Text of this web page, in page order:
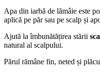
Apa din iarbă de lămâie este
aplică pe păr sau pe scalp și
Ajută la îmbunătățirea stării
natural al scalpului.
Părul rămâne fin, neted și